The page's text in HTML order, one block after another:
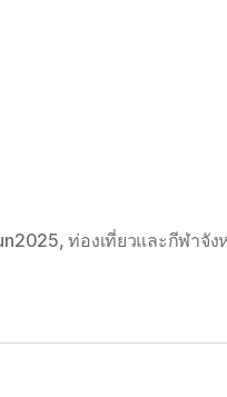
,ท่องเที่ยวและกีฬาจัง